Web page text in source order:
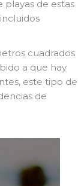
playas de estas
cuadrados
a que hay
este tipo de
de